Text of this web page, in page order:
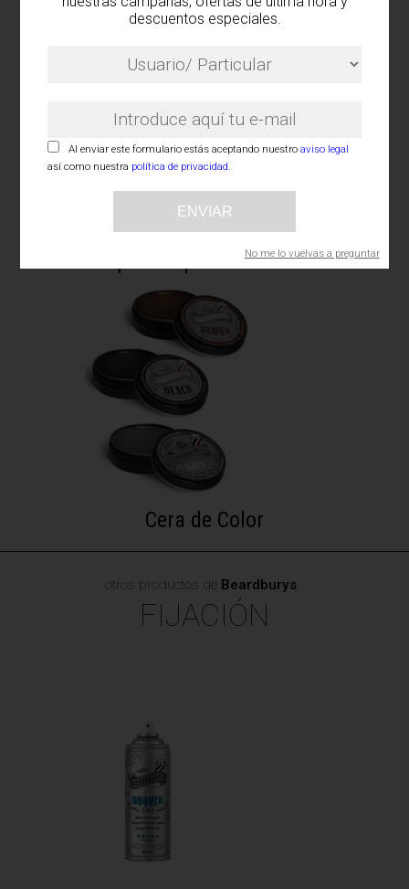
descuentos especiales.
Al enviar este formulario estás aceptando nuestroaviso legal
así como nuestra política de privacidad.
ENVIAR
No me lo vuelvas a preguntar
Cera para el pelo Extra-Fuerte
Cera de Color
otros productos de Beardburys
FIJACIÓN